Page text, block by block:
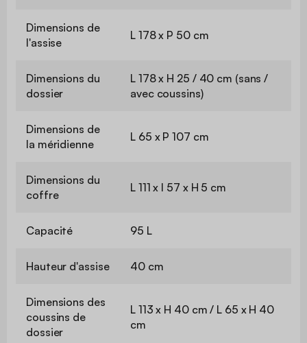
Dimensions de
l'assise
L 178 x P 50 cm
Dimensions du
dossier
L 178 x H 25 / 40 cm (sans /
avec coussins)
Dimensions de
la méridienne
L 65 x P 107 cm
Dimensions du
coffre
L 111 x l 57 x H 5 cm
Capacité 95 L
Hauteur d'assise 40 cm
Dimensions des
coussins de
dossier
L 113 x H 40 cm / L 65 x H 40
cm